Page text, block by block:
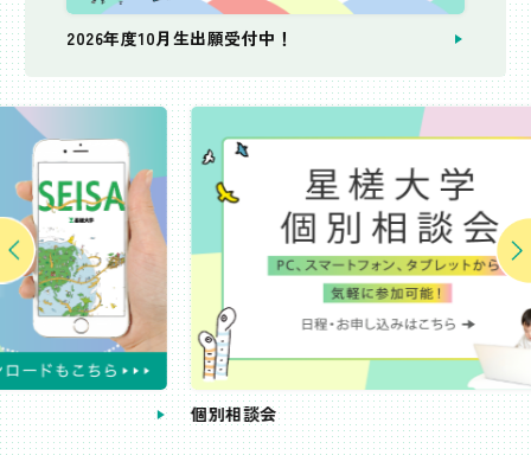
2026年度10月生出願受付中！
個別相談会 受